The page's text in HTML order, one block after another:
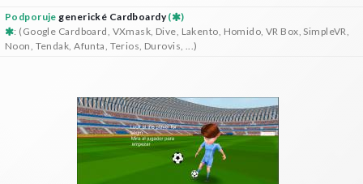
Podporujegenerické Cardboardy(
)
: (Google Cardboard, VXmask, Dive, Lakento, Homido, VR Box, SimpleVR,
Noon, Tendak, Afunta, Terios, Durovis, ...)